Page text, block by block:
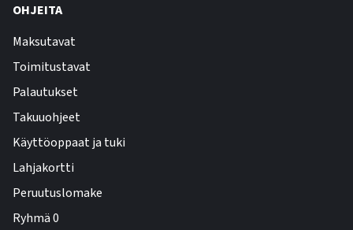
OHJEITA
Maksutavat
Toimitustavat
Palautukset
Takuuohjeet
Käyttöoppaat ja tuki
Lahjakortti
Peruutuslomake
Ryhmä 0